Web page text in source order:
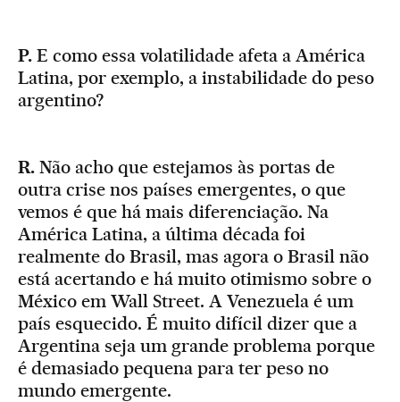
P. E como essa volatilidade afeta a América
Latina, por exemplo, a instabilidade do peso
argentino?
R. Não acho que estejamos às portas de
outra crise nos países emergentes, o que
vemos é que há mais diferenciação. Na
América Latina, a última década foi
realmente do Brasil, mas agora o Brasil não
está acertando e há muito otimismo sobre o
México em Wall Street. A Venezuela é um
país esquecido. É muito difícil dizer que a
Argentina seja um grande problema porque
é demasiado pequena para ter peso no
mundo emergente.